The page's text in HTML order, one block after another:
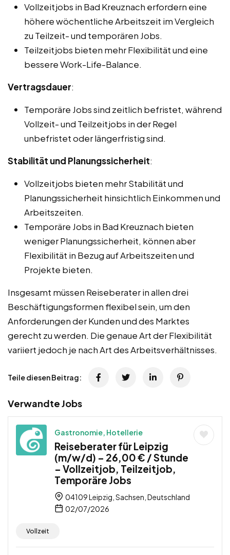
Vollzeitjobs in Bad Kreuznach erfordern eine
höhere wöchentliche Arbeitszeit im Vergleich
zu Teilzeit- und temporären Jobs.
Teilzeitjobs bieten mehr Flexibilität und eine
bessere Work-Life-Balance.
Vertragsdauer:
Temporäre Jobs sind zeitlich befristet, während
Vollzeit- und Teilzeitjobs in der Regel
unbefristet oder längerfristig sind.
Stabilität und Planungssicherheit:
Vollzeitjobs bieten mehr Stabilität und
Planungssicherheit hinsichtlich Einkommen und
Arbeitszeiten.
Temporäre Jobs in Bad Kreuznach bieten
weniger Planungssicherheit, können aber
Flexibilität in Bezug auf Arbeitszeiten und
Projekte bieten.
Insgesamt müssen Reiseberater in allen drei
Beschäftigungsformen flexibel sein, um den
Anforderungen der Kunden und des Marktes
gerecht zu werden. Die genaue Art der Flexibilität
variiert jedoch je nach Art des Arbeitsverhältnisses.
Teile diesen Beitrag:
Verwandte Jobs
Gastronomie, Hotellerie
Reiseberater für Leipzig
(m/w/d) – 26,00 € / Stunde
– Vollzeitjob, Teilzeitjob,
Temporäre Jobs
04109 Leipzig, Sachsen, Deutschland
02/07/2026
Vollzeit